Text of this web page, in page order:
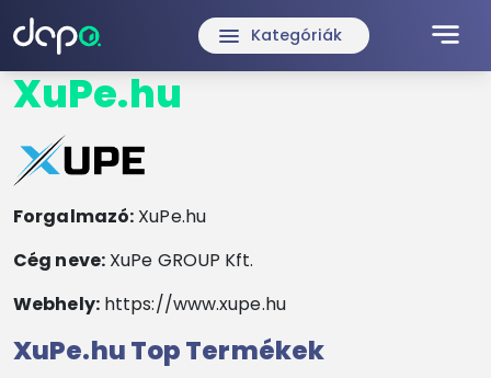
notes
menu Kategóriák
XuPe.hu
Forgalmazó: XuPe.hu
Cég neve:XuPe GROUP Kft.
Webhely:https://www.xupe.hu
XuPe.hu Top Termékek